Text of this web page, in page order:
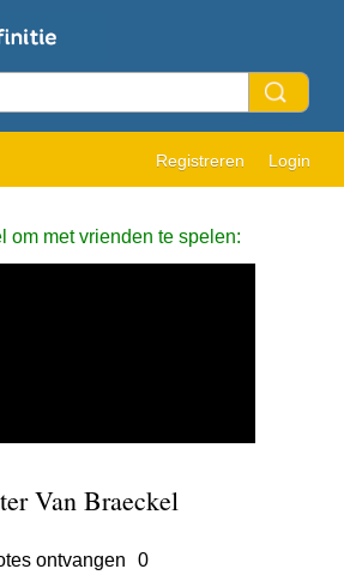
Registreren Login
om met vrienden te spelen:
Van Braeckel
ontvangen
0